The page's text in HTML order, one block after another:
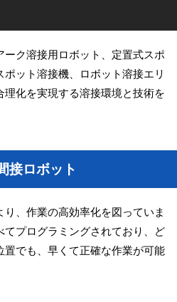
ーク溶接用ロボット、定置式スポ
ット溶接機、ロボット溶接エリ
化を実現する溶接環境と技術を
接ロボット
、作業の高効率化を図っていま
プログラミングされており、ど
置でも、早くて正確な作業が可能